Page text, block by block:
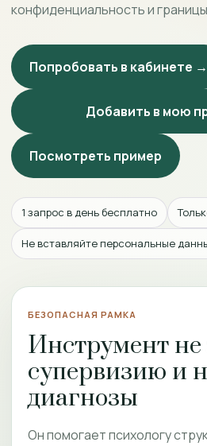
конфиденциальность и
Попробовать в кабинете →
Добавить в мою
Посмотреть пример
1 запрос в день бесплатно
Не вставляйте персональные
БЕЗОПАСНАЯ РАМКА
Инструмент не
супервизию и
диагнозы
Он помогает психологу